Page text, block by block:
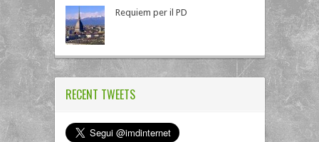
Requiem per il PD
RECENT TWEETS